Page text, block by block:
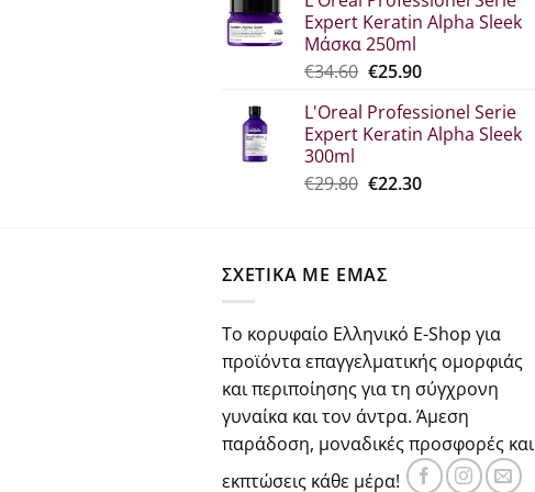
€30.70.είναι:
Expert Keratin Alpha Sleek
Μάσκα 250ml
€34.60 Original
was:
€34.60.
€25.90Η
τιμή
είναι:
L'Oreal Professionel Serie
Expert Keratin Alpha Sleek
300ml
€29.80 Original
€22.30Η
ΣΧΕΤΙΚΑ ΜΕ ΕΜΑΣ
Το κορυφαίο Ελληνικό E-Shop για
προϊόντα επαγγελματικής ομορφιάς
και περιποίησης για τη σύγχρονη
γυναίκα και τον άντρα. Άμεση
παράδοση, μοναδικές προσφορές και
εκπτώσεις κάθε μέρα!